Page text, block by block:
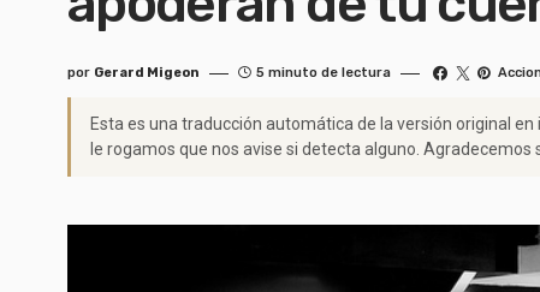
por Gerard Migeon 5 minuto de lectura
Esta es una traducción automática de la versión original
le rogamos que nos avise si detecta alguno.